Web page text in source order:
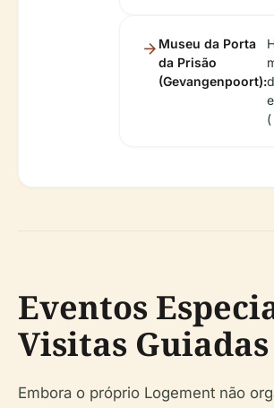
Museu da Porta
da Prisão
(Gevangenpoort):
(
Eventos
Visitas Guiadas
Embora o próprio Logement não